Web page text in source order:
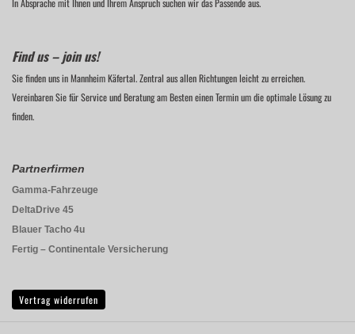
In Absprache mit Ihnen und Ihrem Anspruch suchen wir das Passende aus.
Find us – join us!
Sie finden uns in Mannheim Käfertal. Zentral aus allen Richtungen leicht zu erreichen.
Vereinbaren Sie für Service und Beratung am Besten einen Termin um die optimale Lösung zu
finden.
Partnerfirmen
Gamma-Fahrzeuge
DeltaDrive 45
Blauer Tacho 4u
Fertig – Continentale Versicherung
Vertrag widerrufen